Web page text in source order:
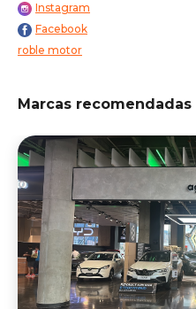
Instagram
Facebook
roble motor
Marcas recomendadas